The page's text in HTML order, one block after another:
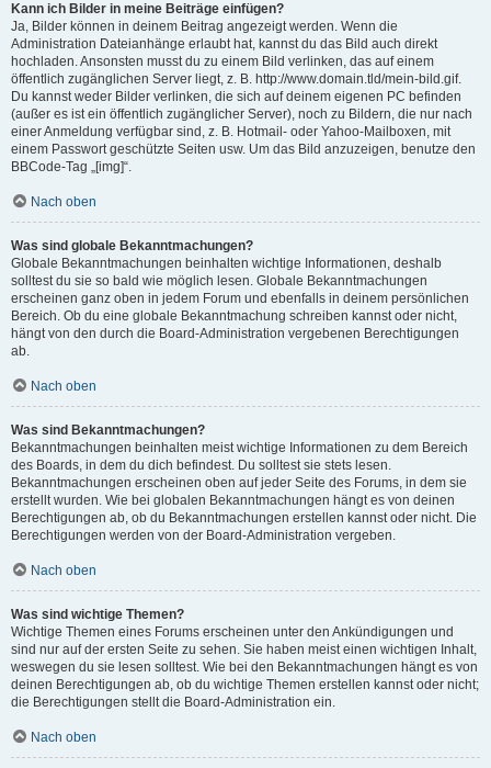
Kann ich Bilder in meine Beiträge einfügen?
Ja, Bilder können in deinem Beitrag angezeigt werden. Wenn die
Administration Dateianhänge erlaubt hat, kannst du das Bild auch direkt
hochladen. Ansonsten musst du zu einem Bild verlinken, das auf einem
öffentlich zugänglichen Server liegt, z. B. http://www.domain.tld/mein-bild.gif.
Du kannst weder Bilder verlinken, die sich auf deinem eigenen PC befinden
(außer es ist ein öffentlich zugänglicher Server), noch zu Bildern, die nur nach
einer Anmeldung verfügbar sind, z. B. Hotmail- oder Yahoo-Mailboxen, mit
einem Passwort geschützte Seiten usw. Um das Bild anzuzeigen, benutze den
BBCode-Tag „[img]“.
Nach oben
Was sind globale Bekanntmachungen?
Globale Bekanntmachungen beinhalten wichtige Informationen, deshalb
solltest du sie so bald wie möglich lesen. Globale Bekanntmachungen
erscheinen ganz oben in jedem Forum und ebenfalls in deinem persönlichen
Bereich. Ob du eine globale Bekanntmachung schreiben kannst oder nicht,
hängt von den durch die Board-Administration vergebenen Berechtigungen
ab.
Nach oben
Was sind Bekanntmachungen?
Bekanntmachungen beinhalten meist wichtige Informationen zu dem Bereich
des Boards, in dem du dich befindest. Du solltest sie stets lesen.
Bekanntmachungen erscheinen oben auf jeder Seite des Forums, in dem sie
erstellt wurden. Wie bei globalen Bekanntmachungen hängt es von deinen
Berechtigungen ab, ob du Bekanntmachungen erstellen kannst oder nicht. Die
Berechtigungen werden von der Board-Administration vergeben.
Nach oben
Was sind wichtige Themen?
Wichtige Themen eines Forums erscheinen unter den Ankündigungen und
sind nur auf der ersten Seite zu sehen. Sie haben meist einen wichtigen Inhalt,
weswegen du sie lesen solltest. Wie bei den Bekanntmachungen hängt es von
deinen Berechtigungen ab, ob du wichtige Themen erstellen kannst oder nicht;
die Berechtigungen stellt die Board-Administration ein.
Nach oben